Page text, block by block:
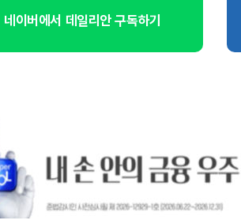
네이버에서 데일리안 구독하기